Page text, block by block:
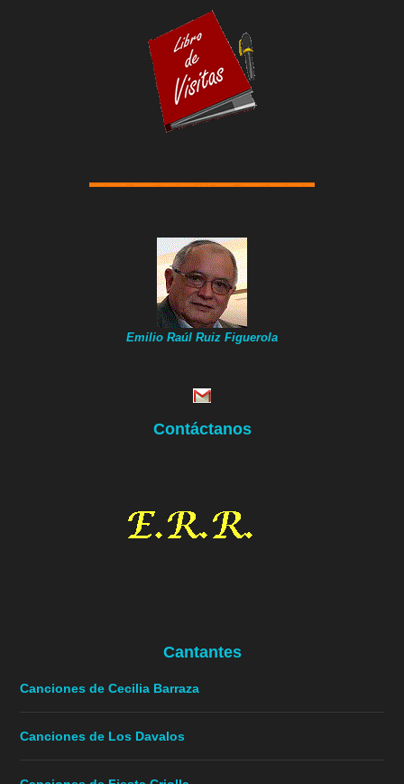
Emilio Raúl Ruiz Figuerola
Contáctanos
Cantantes
Canciones de Cecilia Barraza
Canciones de Los Davalos